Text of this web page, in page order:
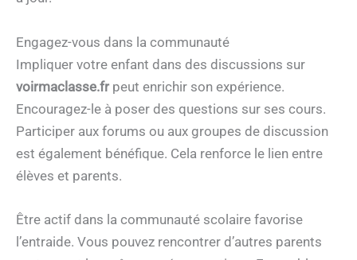
Engagez-vous dans la communauté
Impliquer votre enfant dans des discussions sur
voirmaclasse.frpeut enrichir son expérience.
Encouragez-le à poser des questions sur ses cours.
Participer aux forums ou aux groupes de discussion
est également bénéfique. Cela renforce le lien entre
élèves et parents.
Être actif dans la communauté scolaire favorise
l’entraide. Vous pouvez rencontrer d’autres parents